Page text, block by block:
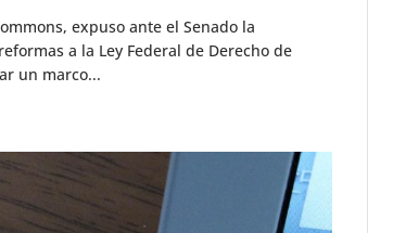
expuso ante el Senado la
a la Ley Federal de Derecho de
un marco...